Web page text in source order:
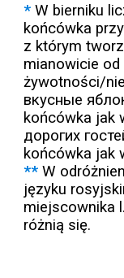
*W bierniku
końcówka
z którym
mianowicie od
żywotności/
вкусные
końcówka jak
дорогих
końcówka jak
**W
języku
miejscownika
różnią się.